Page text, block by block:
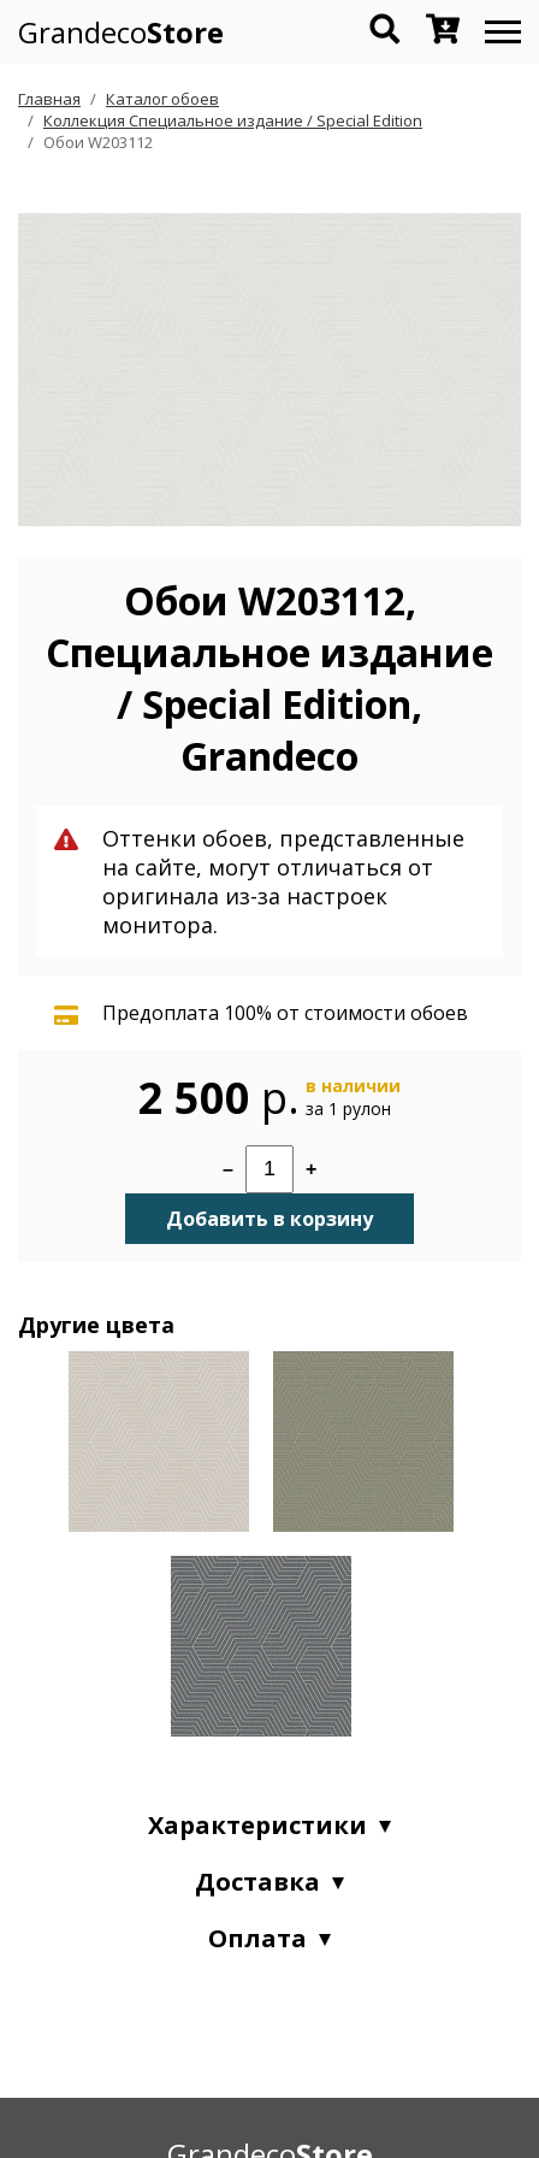
GrandecoStore
Главная
Каталог обоев
Коллекция Специальное издание / Special Edition
Обои W203112
Обои W203112,
Специальное издание
/ Special Edition,
Grandeco
Оттенки обоев, представленные
на сайте, могут отличаться от
оригинала из-за настроек
монитора.
Предоплата 100% от стоимости обоев
2 500 р. в наличии
за 1 рулон
– +
Добавить в корзину
Другие цвета
Характеристики
Доставка
Оплата